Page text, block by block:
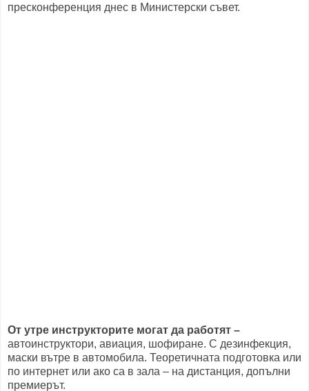
пресконференция днес в Министерски съвет.
От утре инструкторите могат да работят –
автоинструктори, авиация, шофиране. С дезинфекция,
маски вътре в автомобила. Теоретичната подготовка или
по интернет или ако са в зала – на дистанция, допълни
премиерът.